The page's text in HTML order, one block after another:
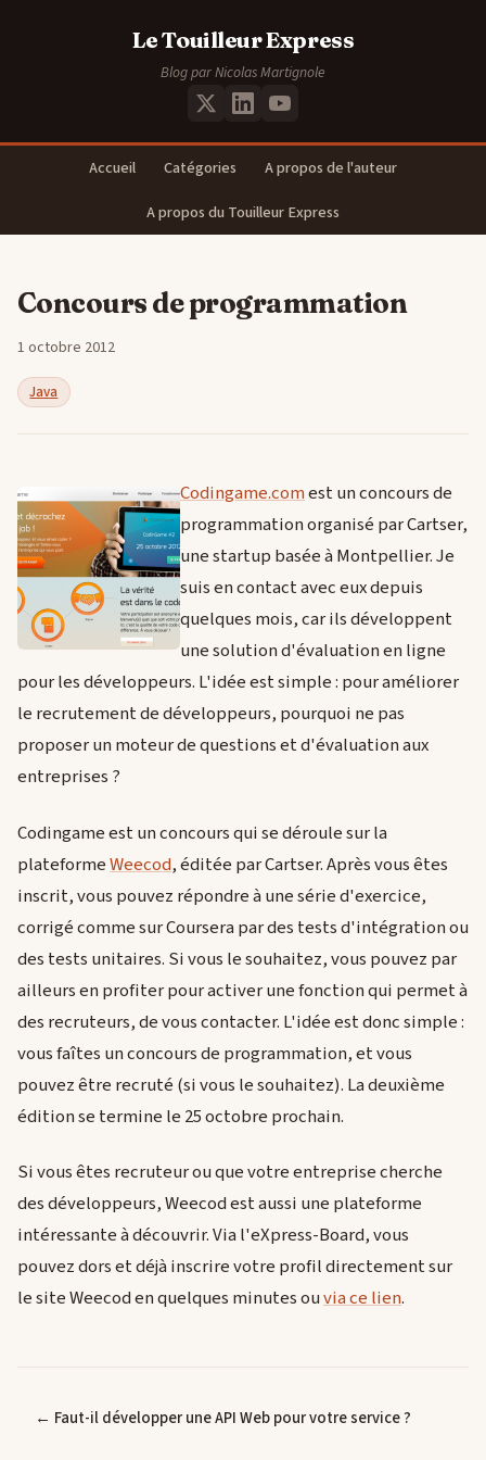
Le Touilleur Express
Blog par Nicolas Martignole
Accueil Catégories
A propos de l'auteur
A propos du Touilleur Express
Concours de programmation
1 octobre 2012
Java
Codingame.comest un concours de
programmation organisé par Cartser,
une startup basée à Montpellier. Je
suis en contact avec eux depuis
quelques mois, car ils développent
une solution d'évaluation en ligne
pour les développeurs. L'idée est simple : pour améliorer
le recrutement de développeurs, pourquoi ne pas
proposer un moteur de questions et d'évaluation aux
entreprises ?
Codingame est un concours qui se déroule sur la
plateformeWeecod, éditée par Cartser. Après vous êtes
inscrit, vous pouvez répondre à une série d'exercice,
corrigé comme sur Coursera par des tests d'intégration ou
des tests unitaires. Si vous le souhaitez, vous pouvez par
ailleurs en profiter pour activer une fonction qui permet à
des recruteurs, de vous contacter. L'idée est donc simple :
vous faîtes un concours de programmation, et vous
pouvez être recruté (si vous le souhaitez). La deuxième
édition se termine le 25 octobre prochain.
Si vous êtes recruteur ou que votre entreprise cherche
des développeurs, Weecod est aussi une plateforme
intéressante à découvrir. Via l'eXpress-Board, vous
pouvez dors et déjà inscrire votre profil directement sur
le site Weecod en quelques minutes ouvia ce lien.
← Faut-il développer une API Web pour votre service ?